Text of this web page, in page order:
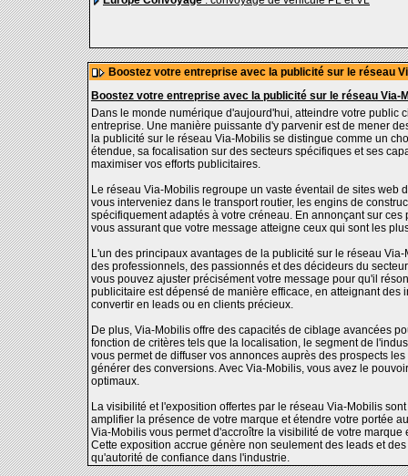
Boostez votre entreprise avec la publicité sur le réseau
Boostez votre entreprise avec la publicité sur le réseau Via-
Dans le monde numérique d'aujourd'hui, atteindre votre public
entreprise. Une manière puissante d'y parvenir est de mener
la publicité sur le réseau Via-Mobilis se distingue comme un
étendue, sa focalisation sur des secteurs spécifiques et ses
maximiser vos efforts publicitaires.
Le réseau Via-Mobilis regroupe un vaste éventail de sites web
vous interveniez dans le transport routier, les engins de
spécifiquement adaptés à votre créneau. En annonçant sur
vous assurant que votre message atteigne ceux qui sont les
L'un des principaux avantages de la publicité sur le réseau
des professionnels, des passionnés et des décideurs du
vous pouvez ajuster précisément votre message pour qu'il
publicitaire est dépensé de manière efficace, en atteignant
convertir en leads ou en clients précieux.
De plus, Via-Mobilis offre des capacités de ciblage avancées
fonction de critères tels que la localisation, le segment de
vous permet de diffuser vos annonces auprès des prospects
générer des conversions. Avec Via-Mobilis, vous avez le
optimaux.
La visibilité et l'exposition offertes par le réseau Via-Mobilis
amplifier la présence de votre marque et étendre votre portée
Via-Mobilis vous permet d'accroître la visibilité de votre
Cette exposition accrue génère non seulement des leads et
qu'autorité de confiance dans l'industrie.